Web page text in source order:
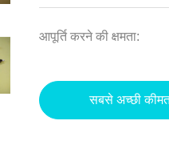
आपूर्ति करने की क्षमता:
सबसे अच्छी कीमत